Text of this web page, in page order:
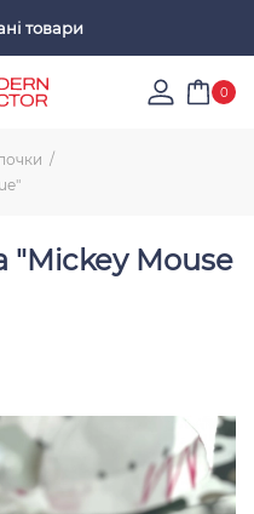
товари
0
Mouse